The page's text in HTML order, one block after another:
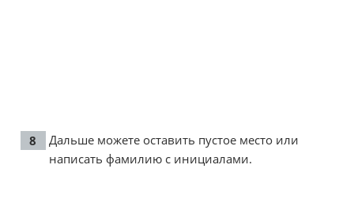
Дальше можете оставить пустое место или
написать фамилию с инициалами.